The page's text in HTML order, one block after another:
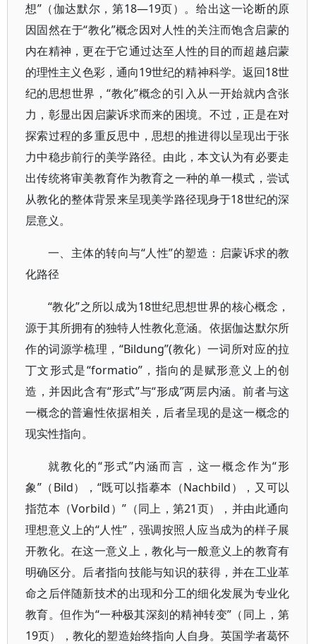
想”（伽达默尔，第18—19页）。给出这一论断的原
因固然在于“教化”概念因对人性的关注而饱含启蒙的
内在精神，更在于它通过达至人性的目的而超越启蒙
的理性主义色彩，通向19世纪的精神科学。返回18世
纪的思想世界，“教化”概念的引入从一开始就内含张
力，彰显出因启蒙诉求而来的困境。不过，正是在对
探索过程的多重反思中，思想的推进得以呈现出于张
力中稳步前行的美学路径。由此，本文认为有必要走
出传统将审美教育作为教育之一种的单一模式，尝试
从教化的整体背景来呈现美学路径现身于18世纪的深
层意义。
一、主体的转向与“人性”的塑造：启蒙诉求的教
化路径
“教化”之所以成为18世纪思想世界的核心概念，
源于其所拥有的独特人性教化意涵。依据伽达默尔所
作的词源学梳理，“Bildung”(教化）一词所对应的拉
丁文形式是“formatio”，指向的是赋形意义上的创
造，并因此含有“形式”与“形成”两层内涵。前者与这
一概念的普遍性依据相关，后者呈现的是这一概念的
现实性指向。
就教化的“形式”内涵而言，这一概念作为“形
象”（Bild），“既可以指摹本（Nachbild），又可以
指范本（Vorbild）”（同上，第21页），并由此通向
理想意义上的“人性”，强调按照人应当成为的样子展
开教化。在这一意义上，教化与一般意义上的教育有
明确区分。后者指向技能与知识的获得，并在工业革
命之后伴随新技术的出现和分工的细化发展为专业化
教育。但作为“一种极其深刻的精神转变”（同上，第
19页），教化的塑造始终指向人自身。英国学者葛怀